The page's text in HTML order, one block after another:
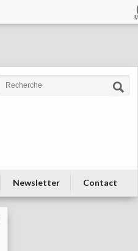
Newsletter Contact